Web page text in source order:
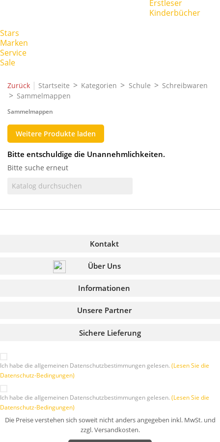
Erstleser
Kinderbücher
Stars
Marken
Service
Sale
Zurück | Startseite Kategorien Schule
Schreibwaren
Sammelmappen
Sammelmappen
Weitere Produkte laden
Bitte entschuldige die Unannehmlichkeiten.
Bitte suche erneut
Kontakt
Über Uns
Informationen
Sichere Lieferung
Unsere Partner
Ich habe die allgemeinen Datenschutzbestimmungen gelesen. (Lesen Sie die
Datenschutz-Bedingungen)
Ich habe die allgemeinen Datenschutzbestimmungen gelesen. (Lesen Sie die
Datenschutz-Bedingungen)
Die Preise verstehen sich soweit nicht anders angegeben inkl. MwSt. und
zzgl. Versandkosten.